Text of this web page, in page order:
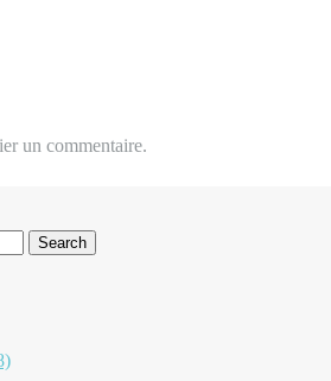
un commentaire.